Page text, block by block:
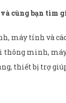
cùng bạn tìm
máy tính và
minh,
thiết bị trợ